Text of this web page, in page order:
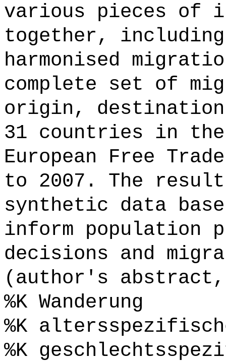
various pieces of
together,
harmonised
complete set of
origin,
31 countries in the
European Free
to 2007. The
synthetic data
inform population
decisions and
(author's
%K Wanderung
%K
%K